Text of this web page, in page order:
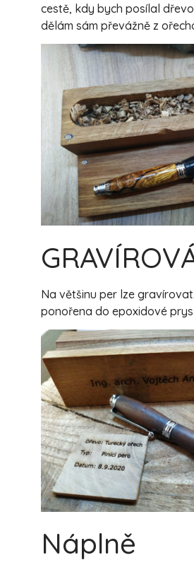
cestě, kdy bych posílal
dělám sám převážně z
Na většinu per lze
ponořena do epoxidové
Náplně